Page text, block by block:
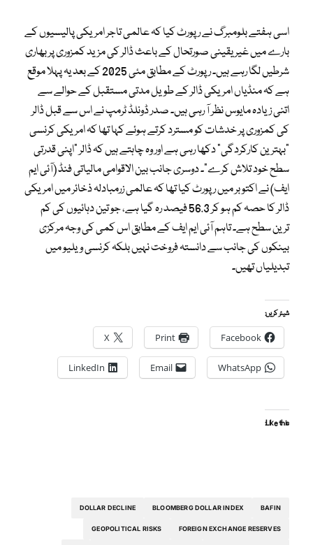
اسی ہفتے بلومبرگ نے رپورٹ کیا کہ عالمی تاجر امریکی پالیسیوں کے
بارے میں غیر یقینی صورتحال کے باعث ڈالر کی مزید کمزوری پر بھاری
شرطیں لگا رہے ہیں۔ رپورٹ کے مطابق مئی 2025 کے بعد یہ پہلا موقع
ہے کہ منڈیاں امریکی ڈالر کے طویل مدتی مستقبل کے حوالے سے
اتنی زیادہ مایوس نظر آ رہی ہیں۔ صدر ڈونلڈ ٹرمپ نے اس سے قبل ڈالر
کی کمزوری پر خدشات کو مسترد کرتے ہوئے کہا تھا کہ امریکی کرنسی
“بہترین کارکردگی” دکھا رہی ہے اور وہ چاہتے ہیں کہ ڈالر “اپنی قدرتی
سطح خود تلاش کرے”۔ دوسری جانب بین الاقوامی مالیاتی فنڈ (آئی ایم
ایف) نے اکتوبر میں رپورٹ کیا تھا کہ عالمی زرمبادلہ ذخائر میں امریکی
ڈالر کا حصہ کم ہو کر 56.3 فیصد رہ گیا ہے، جو تین دہائیوں کی کم
ترین سطح ہے۔ تاہم آئی ایم ایف کے مطابق اس کمی کی وجہ مرکزی
بینکوں کی جانب سے دانستہ فروخت نہیں بلکہ کرنسی ویلیو میں
تبدیلیاں تھیں۔
شیئر کریں:
Facebook
Print
X
WhatsApp
Email
LinkedIn
Like this:
BAFIN
BLOOMBERG DOLLAR INDEX
DOLLAR DECLINE
FOREIGN EXCHANGE RESERVES
GEOPOLITICAL RISKS